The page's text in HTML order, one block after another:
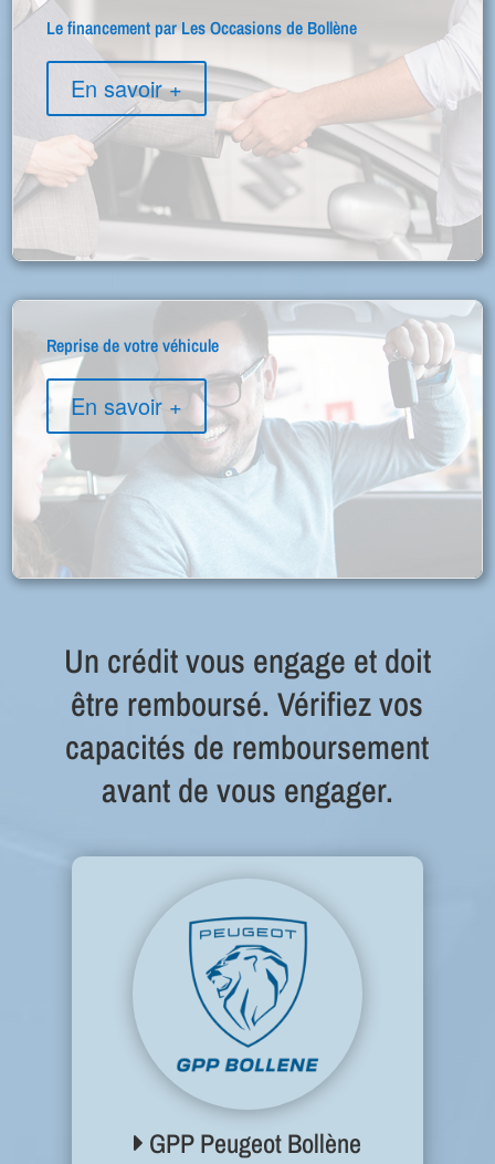
Le financement par Les Occasions de Bollène
En savoir +
Reprise de votre véhicule
En savoir +
Un crédit vous engage et doit
être remboursé. Vérifiez vos
capacités de remboursement
avant de vous engager.
GPP Peugeot Bollène